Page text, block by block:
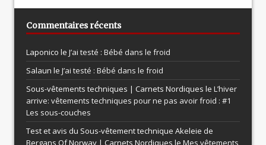
Commentaires récents
Laponico le J’ai testé : Bébé dans le froid
Salaun le J’ai testé : Bébé dans le froid
Sous-vêtements techniques | Carnets Nordiques le L’hiver
arrive: vêtements techniques pour ne pas avoir froid : #1
Les sous-couches
Test et avis du Sous-vêtement technique Akeleie de
Bergans Of Norway | Carnets Nordiques le Mes vêtements